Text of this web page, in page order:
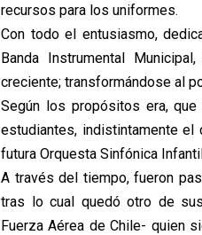
recursos para los uniformes.
Con todo el entusiasmo,
Banda Instrumental
creciente; transformándose al
Según los propósitos era,
estudiantes, indistintamente
futura Orquesta Sinfónica
A través del tiempo, fueron
tras lo cual quedó otro de
Fuerza Aérea de Chile- quien